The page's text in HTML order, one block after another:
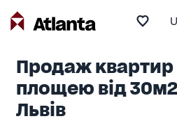
Продаж квартир
площею від
Львів